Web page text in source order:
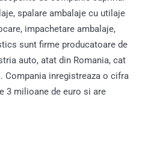
spalare ambalaje cu utilaje
impachetare ambalaje,
sunt firme producatoare de
auto, atat din Romania, cat
Compania inregistreaza o cifra
3 milioane de euro si are